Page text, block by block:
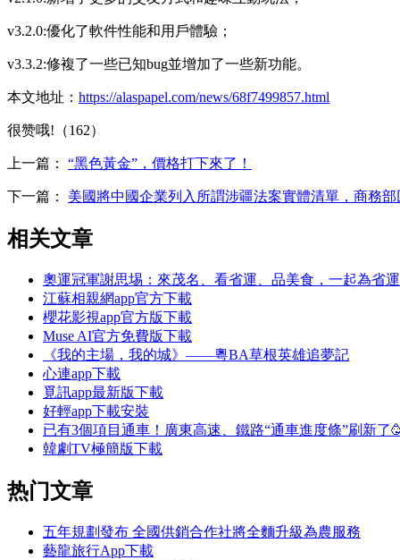
v3.2.0:優化了軟件性能和用戶體驗；
v3.3.2:修複了一些已知bug並增加了一些新功能。
本文地址： https://alaspapel.com/news/68f7499857.html
很赞哦!（162）
上一篇： “黑色黃金”，價格打下來了！
下一篇： 美國將中國企業列入所謂涉疆法案實體清單，商務部
相关文章
奧運冠軍謝思埸：來茂名、看省運、品美食，一起為省運
江蘇相親網app官方下載
櫻花影視app官方版下載
Muse AI官方免費版下載
《我的主場，我的城》——粵BA草根英雄追夢記
心連app下載
覓訊app最新版下載
好輕app下載安裝
已有3個項目通車！廣東高速、鐵路“通車進度條”刷新了
韓劇TV極簡版下載
热门文章
五年規劃發布 全國供銷合作社將全麵升級為農服務
藝龍旅行App下載